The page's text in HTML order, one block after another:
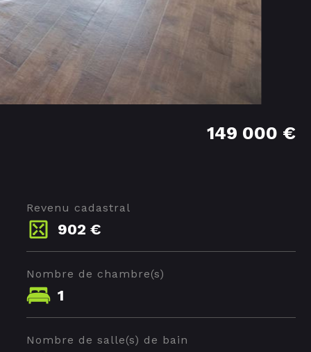
149 000 €
Revenu cadastral
902 €
Nombre de chambre(s)
1
Nombre de salle(s) de bain